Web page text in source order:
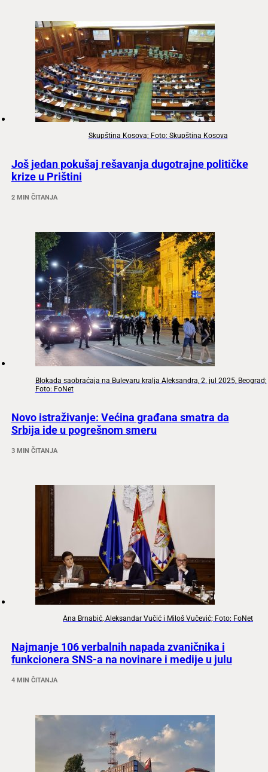
Skupština Kosova; Foto: Skupština Kosova
Još jedan pokušaj rešavanja dugotrajne političke
krize u Prištini
2 MIN ČITANJA
Blokada saobraćaja na Bulevaru kralja Aleksandra, 2. jul 2025, Beograd;
Foto: FoNet
Novo istraživanje: Većina građana smatra da
Srbija ide u pogrešnom smeru
3 MIN ČITANJA
Ana Brnabić, Aleksandar Vučić i Miloš Vučević; Foto: FoNet
Najmanje 106 verbalnih napada zvaničnika i
funkcionera SNS-a na novinare i medije u julu
4 MIN ČITANJA